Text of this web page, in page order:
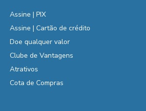
Assine | PIX
Assine | Cartão de crédito
Doe qualquer valor
Clube de Vantagens
Atrativos
Cota de Compras